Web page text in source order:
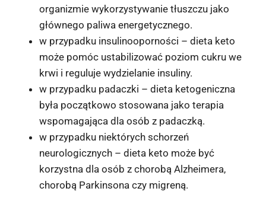
organizmie wykorzystywanie tłuszczu jako
głównego paliwa energetycznego.
w przypadku insulinooporności – dieta keto
może pomóc ustabilizować poziom cukru we
krwi i reguluje wydzielanie insuliny.
w przypadku padaczki – dieta ketogeniczna
była początkowo stosowana jako terapia
wspomagająca dla osób z padaczką.
w przypadku niektórych schorzeń
neurologicznych – dieta keto może być
korzystna dla osób z chorobą Alzheimera,
chorobą Parkinsona czy migreną.